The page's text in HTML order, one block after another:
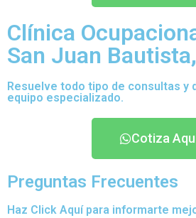
Clínica
San Juan
Resuelve todo tipo de consultas y
equipo especializado.
Cotiza
Preguntas Frecuentes
Haz Click Aquí para informarte